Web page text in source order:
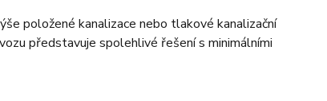
položené kanalizace nebo tlakové kanalizační
představuje spolehlivé řešení s minimálními